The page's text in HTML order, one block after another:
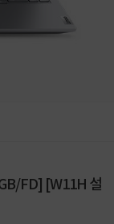
FD] [W11H 설